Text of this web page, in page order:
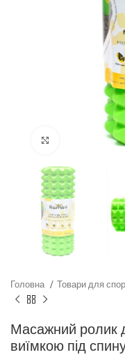
Клацніть,
Головна Товари для
Масажний ролик
виїмкою під